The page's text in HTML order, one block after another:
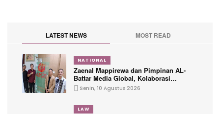
LATEST NEWS MOST READ
NATIONAL
Zaenal Mappirewa dan Pimpinan AL-
Battar Media Global, Kolaborasi
Tingkatkan Peran Media dan Berita
Kredibel Berdasarkan Kode Etik
Senin, 10 Agustus 2026
LAW